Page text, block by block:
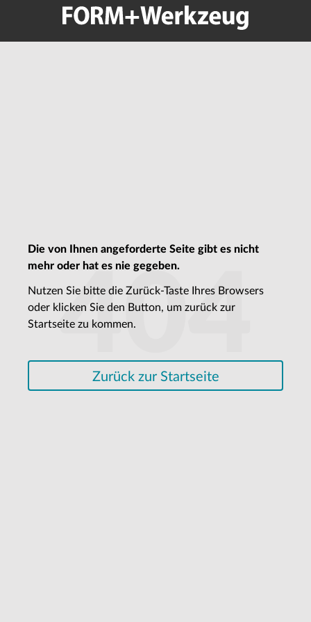
404
Die von Ihnen angeforderte Seite gibt es nicht
mehr oder hat es nie gegeben.
Nutzen Sie bitte die Zurück-Taste Ihres Browsers
oder klicken Sie den Button, um zurück zur
Startseite zu kommen.
Zurück zur Startseite